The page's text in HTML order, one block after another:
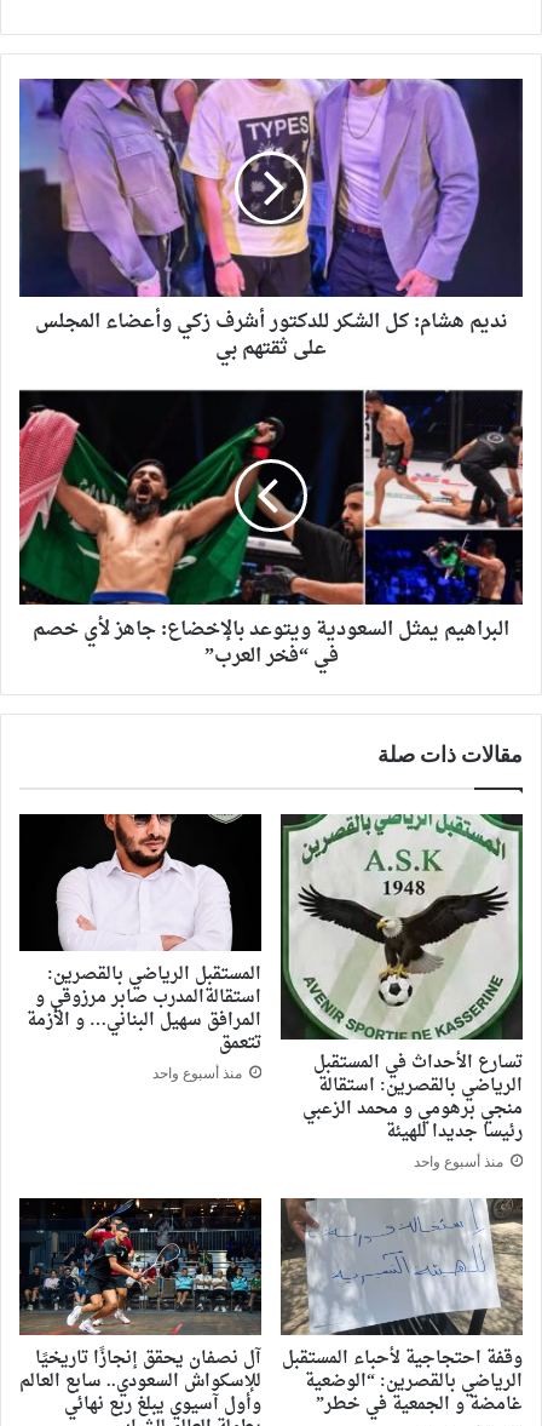
نديم هشام: كل الشكر للدكتور أشرف زكي وأعضاء المجلس
على ثقتهم بي
البراهيم يمثل السعودية ويتوعد بالإخضاع: جاهز لأي خصم
في “فخر العرب”
مقالات ذات صلة
تسارع الأحداث في المستقبل
الرياضي بالقصرين: استقالة
منجي برهومي و محمد الزعبي
رئيسا جديدا للهيئة
منذ أسبوع واحد
المستقبل الرياضي بالقصرين:
استقالةالمدرب صابر مرزوقي و
المرافق سهيل البناني… و الأزمة
تتعمق
منذ أسبوع واحد
وقفة احتجاجية لأحباء المستقبل
الرياضي بالقصرين: “الوضعية
غامضة و الجمعية في خطر”
آل نصفان يحقق إنجازًا تاريخيًا
للإسكواش السعودي.. سابع العالم
وأول آسيوي يبلغ ربع نهائي